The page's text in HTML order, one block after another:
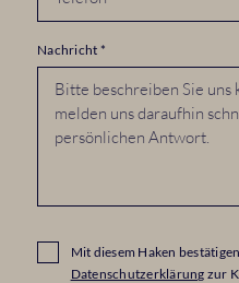
Nachricht *
Mit diesem Haken
Datenschutzerklärung zur